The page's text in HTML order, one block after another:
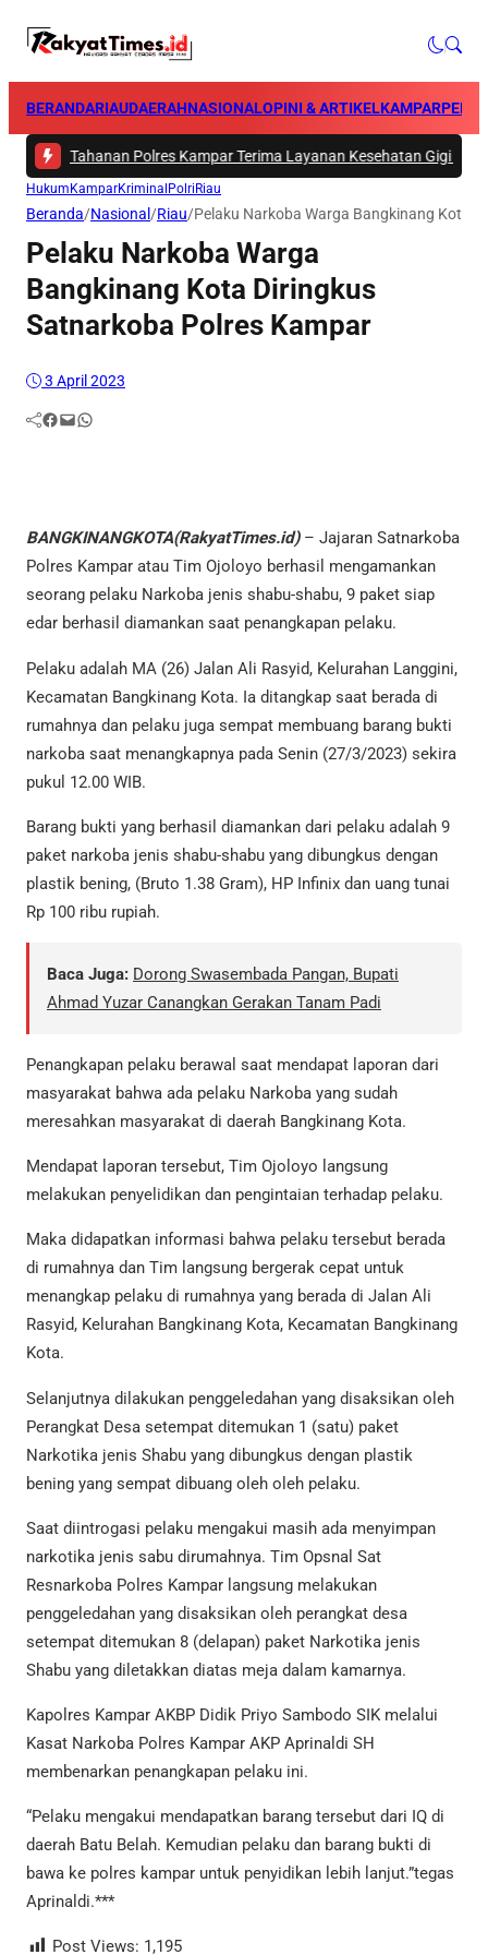
BERANDARIAUDAERAHNASIONALOPINI & ARTIKELKAMPAR
101 Tahanan Polres Kampar Terima Layanan Kesehatan Gigi dari
Hukum KamparKriminal Polri Riau
Beranda/Nasional /Riau/Pelaku Narkoba Warga Bangkinang Kota
Pelaku Narkoba Warga
Bangkinang Kota Diringkus
Satnarkoba Polres Kampar
3 April 2023
Facebook Mail WhatsApp
BANGKINANGKOTA(RakyatTimes.id)– Jajaran Satnarkoba
Polres Kampar atau Tim Ojoloyo berhasil mengamankan
seorang pelaku Narkoba jenis shabu-shabu, 9 paket siap
edar berhasil diamankan saat penangkapan pelaku.
Pelaku adalah MA (26) Jalan Ali Rasyid, Kelurahan Langgini,
Kecamatan Bangkinang Kota. Ia ditangkap saat berada di
rumahnya dan pelaku juga sempat membuang barang bukti
narkoba saat menangkapnya pada Senin (27/3/2023) sekira
pukul 12.00 WIB.
Barang bukti yang berhasil diamankan dari pelaku adalah 9
paket narkoba jenis shabu-shabu yang dibungkus dengan
plastik bening, (Bruto 1.38 Gram), HP Infinix dan uang tunai
Rp 100 ribu rupiah.
Baca Juga: Dorong Swasembada Pangan, Bupati
Ahmad Yuzar Canangkan Gerakan Tanam Padi
Penangkapan pelaku berawal saat mendapat laporan dari
masyarakat bahwa ada pelaku Narkoba yang sudah
meresahkan masyarakat di daerah Bangkinang Kota.
Mendapat laporan tersebut, Tim Ojoloyo langsung
melakukan penyelidikan dan pengintaian terhadap pelaku.
Maka didapatkan informasi bahwa pelaku tersebut berada
di rumahnya dan Tim langsung bergerak cepat untuk
menangkap pelaku di rumahnya yang berada di Jalan Ali
Rasyid, Kelurahan Bangkinang Kota, Kecamatan Bangkinang
Kota.
Selanjutnya dilakukan penggeledahan yang disaksikan oleh
Perangkat Desa setempat ditemukan 1 (satu) paket
Narkotika jenis Shabu yang dibungkus dengan plastik
bening yang sempat dibuang oleh oleh pelaku.
Saat diintrogasi pelaku mengakui masih ada menyimpan
narkotika jenis sabu dirumahnya. Tim Opsnal Sat
Resnarkoba Polres Kampar langsung melakukan
penggeledahan yang disaksikan oleh perangkat desa
setempat ditemukan 8 (delapan) paket Narkotika jenis
Shabu yang diletakkan diatas meja dalam kamarnya.
Kapolres Kampar AKBP Didik Priyo Sambodo SIK melalui
Kasat Narkoba Polres Kampar AKP Aprinaldi SH
membenarkan penangkapan pelaku ini.
“Pelaku mengakui mendapatkan barang tersebut dari IQ di
daerah Batu Belah. Kemudian pelaku dan barang bukti di
bawa ke polres kampar untuk penyidikan lebih lanjut.”tegas
Aprinaldi.***
Post Views: 1,195